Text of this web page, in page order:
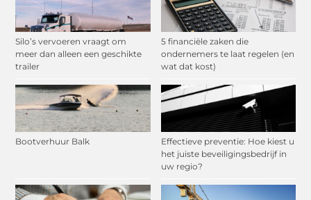
Silo’s vervoeren vraagt om
meer dan alleen een geschikte
trailer
5 financiële zaken die
ondernemers te laat regelen (en
wat dat kost)
Bootverhuur Balk
Effectieve preventie: Hoe kiest u
het juiste beveiligingsbedrijf in
uw regio?